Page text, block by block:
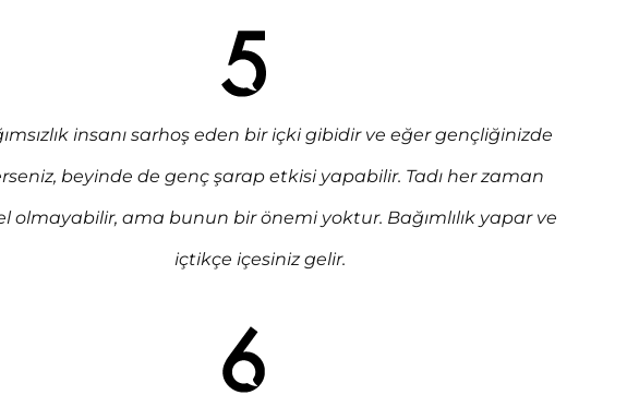
insanı sarhoş eden bir içki gibidir ve eğer gençli­ğinizde
beyinde de genç şarap etkisi yapabilir. Tadı her zaman
olmayabilir, ama bunun bir önemi yoktur. Bağımlılık yapar ve
içtikçe içesiniz gelir.